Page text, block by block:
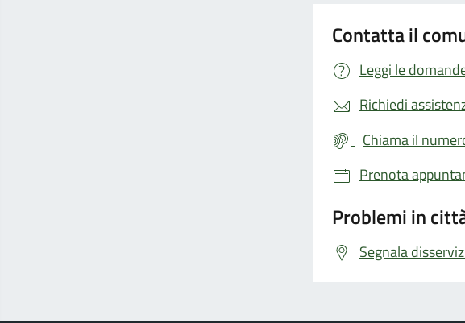
Contatta il
Leggi le
Richiedi
Chiama il
Prenota
Problemi in
Segnala